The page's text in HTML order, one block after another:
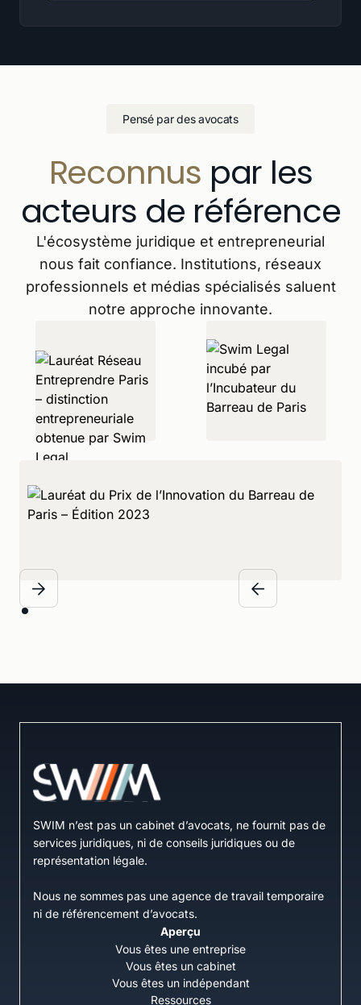
Pensé par des avocats
Reconnus par les
acteurs de référence
L'écosystème juridique et entrepreneurial
nous fait confiance. Institutions, réseaux
professionnels et médias spécialisés saluent
notre approche innovante.
SWIM n’est pas un cabinet d’avocats, ne fournit pas de
services juridiques, ni de conseils juridiques ou de
représentation légale.
Nous ne sommes pas une agence de travail temporaire
ni de référencement d’avocats.
Aperçu
Vous êtes une entreprise
Vous êtes un cabinet
Vous êtes un indépendant
Ressources